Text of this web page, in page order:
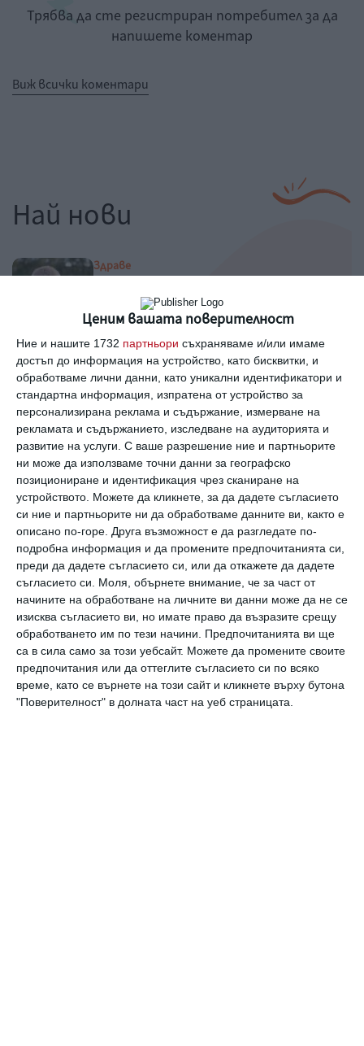
Ценим вашата поверителност
Ние и нашите 1732 партньори съхраняваме и/или имаме
достъп до информация на устройство, като бисквитки, и
обработваме лични данни, като уникални идентификатори и
стандартна информация, изпратена от устройство за
персонализирана реклама и съдържание, измерване на
рекламата и съдържанието, изследване на аудиторията и
развитие на услуги. С ваше разрешение ние и партньорите
ни може да използваме точни данни за географско
позициониране и идентификация чрез сканиране на
устройството. Можете да кликнете, за да дадете съгласието
си ние и партньорите ни да обработваме данните ви, както е
описано по-горе. Друга възможност е да разгледате по-
подробна информация и да промените предпочитанията си,
преди да дадете съгласието си, или да откажете да дадете
съгласието си.
Моля, обърнете внимание, че за част от
начините на обработване на личните ви данни може да не се
изисква съгласието ви, но имате право да възразите срещу
обработването им по тези начини. Предпочитанията ви ще
са в сила само за този уебсайт. Можете да промените своите
предпочитания или да оттеглите съгласието си по всяко
време, като се върнете на този сайт и кликнете върху бутона
"Поверителност" в долната част на уеб страницата.
Трябва да сте регистриран потребител за да
напишете коментар
Виж всички коментари
Най нови
Здраве
07 август 2026 г.
Здраве
15 съвета за по-здравословен начин
на живот
06 август 2026 г.
Заедно
Да видиш красивото и хубавото
07 август 2026 г.
Калкулатори
Календар на бременността